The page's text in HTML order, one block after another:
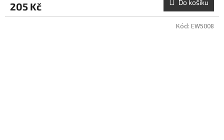
205 Kč Do košíku
Kód: EW5008